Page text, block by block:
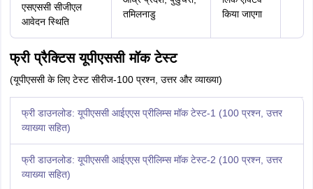
एसएससी सीजीएल
आवेदन स्थिति
तमिलनाडु
किया जाएगा
फ्री प्रैक्टिस यूपीएससी मॉक टेस्ट
(यूपीएससी के लिए टेस्ट सीरीज-100 प्रश्न, उत्तर और व्याख्या)
फ्री डाउनलोड: यूपीएससी आईएएस प्रीलिम्स मॉक टेस्ट-1 (100 प्रश्न, उत्तर
व्याख्या सहित)
फ्री डाउनलोड: यूपीएससी आईएएस प्रीलिम्स मॉक टेस्ट-2 (100 प्रश्न, उत्तर
व्याख्या सहित)